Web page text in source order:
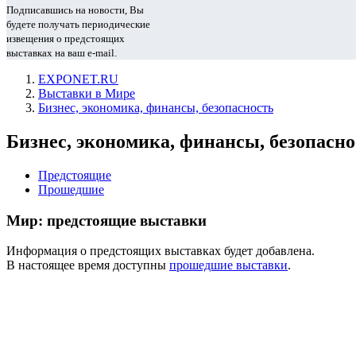
Подписавшись на новости, Вы
будете получать периодические
извещения о предстоящих
выставках на ваш e-mail.
EXPONET.RU
Выставки в Мире
Бизнес, экономика, финансы, безопасность
Бизнес, экономика, финансы,
Предстоящие
Прошедшие
Мир: предстоящие выставки
Информация о предстоящих выставках будет добавлена.
В настоящее время доступны прошедшие выставки.